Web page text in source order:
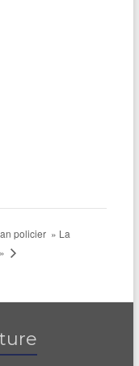
policier » La